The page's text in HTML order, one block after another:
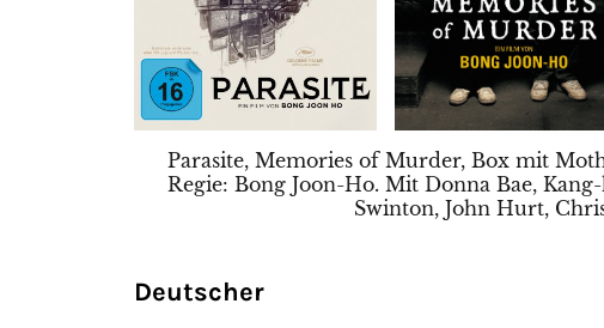
Parasite, Memories of Murder, Box mit
Regie: Bong Joon-Ho. Mit Donna Bae,
Swinton, John Hurt,
Deutscher